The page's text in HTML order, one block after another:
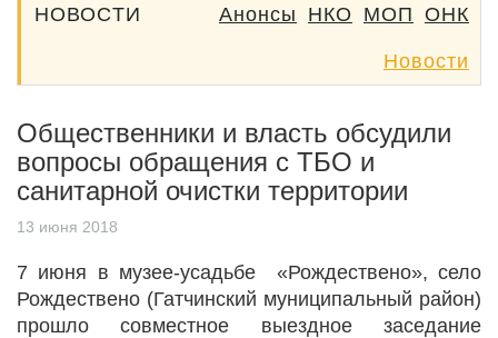
НОВОСТИ ОНК
МОП
НКО
Анонсы
Новости
Общественники и власть обсудили
вопросы обращения с ТБО и
санитарной очистки территории
13 июня 2018
7 июня в музее-усадьбе «Рождествено», село
Рождествено (Гатчинский муниципальный район)
прошло совместное выездное заседание